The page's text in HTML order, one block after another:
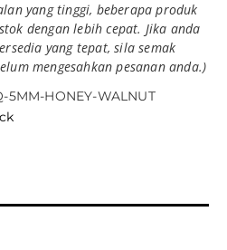
yang tinggi, beberapa produk
dengan lebih cepat. Jika anda
yang tepat, sila semak
mengesahkan pesanan anda.)
5MM-HONEY-WALNUT